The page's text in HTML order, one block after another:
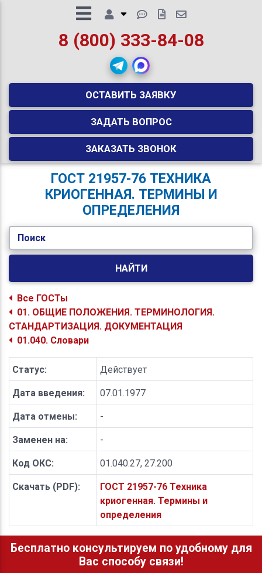
8 (800) 333-84-08
ОСТАВИТЬ ЗАЯВКУ
ЗАДАТЬ ВОПРОС
ЗАКАЗАТЬ ЗВОНОК
ГОСТ 21957-76 ТЕХНИКА
КРИОГЕННАЯ. ТЕРМИНЫ И
ОПРЕДЕЛЕНИЯ
Поиск
НАЙТИ
Все ГОСТы
01. ОБЩИЕ ПОЛОЖЕНИЯ. ТЕРМИНОЛОГИЯ.
СТАНДАРТИЗАЦИЯ. ДОКУМЕНТАЦИЯ
01.040. Словари
Статус: Действует
Дата введения: 07.01.1977
Дата отмены: -
Заменен на: -
Код ОКС: 01.040.27, 27.200
Скачать (PDF):
ГОСТ 21957-76 Техника
криогенная. Термины и
определения
Бесплатно консультируем по удобному для
Вас способу связи!